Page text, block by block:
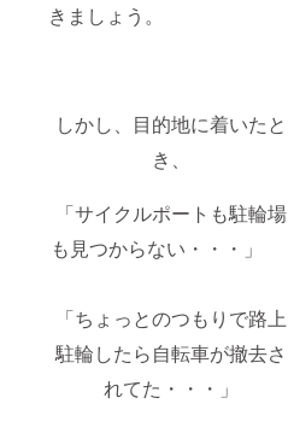
きましょう。
しかし、目的地に着いたと
き、
「サイクルポートも駐輪場
も見つからない・・・」
「ちょっとのつもりで路上
駐輪したら自転車が撤去さ
れてた・・・」